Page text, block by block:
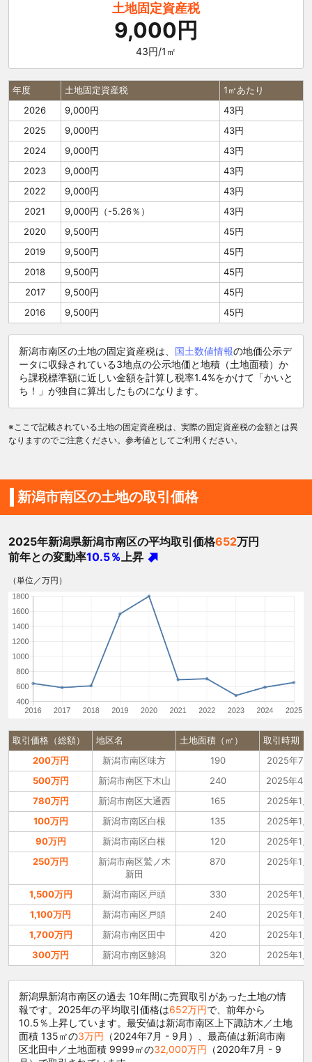
土地固定資産税
9,000円
43円/1㎡
年度 土地固定資産税
1㎡あたり
2026
9,000円
43円
2025
9,000円
43円
2024
9,000円
43円
2023
9,000円
43円
2022
9,000円
43円
2021
9,000円（-5.26％）
43円
2020
9,500円
45円
2019
9,500円
45円
2018
9,500円
45円
2017
9,500円
45円
2016
9,500円 45円
新潟市南区の土地の固定資産税は、 国土数値情報の地価公示デ
ータに収録されている3地点の公示地価と地積（土地面積）か
ら課税標準額に近しい金額を計算し税率1.4%をかけて「かいと
ち！」が独自に算出したものになります。
※ここで記載されている土地の固定資産税は、実際の固定資産税の金額とは異
なりますのでご注意ください。参考値としてご利用ください。
新潟市南区の土地の取引価格
2025年新潟県新潟市南区の平均取引価格652万円
前年との変動率10.5％上昇
（単位／万円）
取引価格（総額） 地区名 土地面積（㎡）
取引時期
200万円
新潟市南区味方 190
2025年7
500万円
新潟市南区下木山 240
2025年4
780万円
新潟市南区大通西 165
2025年1
100万円
新潟市南区白根 135
2025年1
90万円
新潟市南区白根 120
2025年1
250万円
新潟市南区鷲ノ木
新田
870 2025年1
1,500万円 新潟市南区戸頭 330
2025年1
1,100万円
新潟市南区戸頭 240
2025年1
1,700万円
新潟市南区田中 420
2025年1
300万円
新潟市南区鯵潟 320 2025年1
新潟県新潟市南区の過去 10年間に売買取引があった土地の情
報です。2025年の平均取引価格は652万円で、前年から
10.5％上昇しています。最安値は新潟市南区上下諏訪木／土地
面積 135㎡の3万円 （2024年7月 - 9月）、最高値は新潟市南
区北田中／土地面積 9999㎡の32,000万円 （2020年7月 - 9